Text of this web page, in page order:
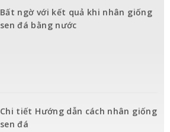
Bất ngờ với kết quả khi nhân giống
sen đá bằng nước
Chi tiết Hướng dẫn cách nhân giống
sen đá